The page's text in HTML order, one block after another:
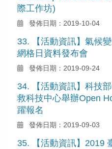
際工作坊)
發佈日期：2019-10-04
33. 【活動資訊】氣候
網格日資料發布會
發佈日期：2019-09-24
34. 【活動資訊】科技
救科技中心舉辦Open
躍報名
發佈日期：2019-09-03
35. 【活動資訊】2019